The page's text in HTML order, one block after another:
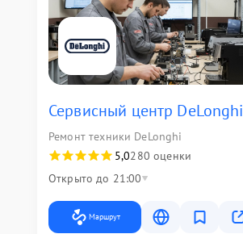
Сервисный центр DeLonghi
Ремонт техники DeLonghi
5,0280 оценки
Открыто до 21:00
Маршрут